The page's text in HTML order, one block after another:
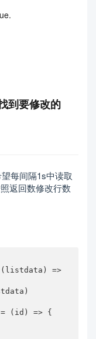
到要修改的
每间隔1s中读取
返回数修改行数